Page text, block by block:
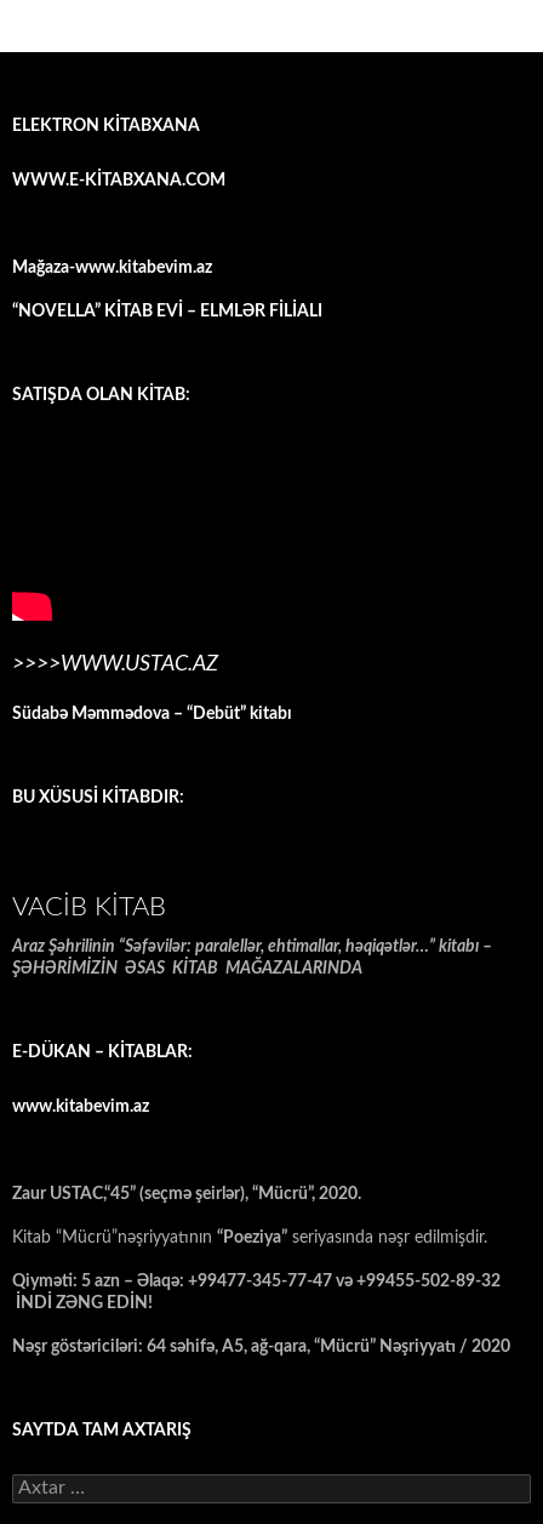
ELEKTRON KİTABXANA
WWW.E-KİTABXANA.COM
Mağaza-www.kitabevim.az
“NOVELLA” KİTAB EVİ – ELMLƏR FİLİALI
SATIŞDA OLAN KİTAB:
>>>>WWW.USTAC.AZ
Südabə Məmmədova – “Debüt” kitabı
BU XÜSUSİ KİTABDIR:
VACIB KITAB
Araz Şəhrilinin “Səfəvilər: paralellər, ehtimallar, həqiqətlər…” kitabı –
ŞƏHƏRİMİZİN ƏSAS KİTAB MAĞAZALARINDA
E-DÜKAN – KİTABLAR:
www.kitabevim.az
Zaur USTAC,“45” (seçmə şeirlər), “Mücrü”, 2020.
Kitab “Mücrü”nəşriyyatının “Poeziya” seriyasında nəşr edilmişdir.
Qiyməti: 5 azn – Əlaqə: +99477-345-77-47 və +99455-502-89-32
İNDİ ZƏNG EDİN!
Nəşr göstəriciləri: 64 səhifə, A5, ağ-qara, “Mücrü” Nəşriyyatı / 2020
SAYTDA TAM AXTARIŞ
Axtarış: